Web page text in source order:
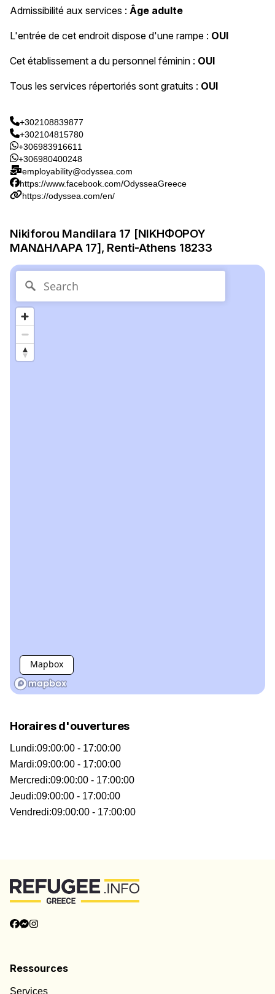
Admissibilité aux services : Âge adulte
L'entrée de cet endroit dispose d'une rampe : OUI
Cet établissement a du personnel féminin : OUI
Tous les services répertoriés sont gratuits : OUI
+302108839877
+302104815780
+306983916611
+306980400248
employability@odyssea.com
https://www.facebook.com/OdysseaGreece
https://odyssea.com/en/
Nikiforou Mandilara 17 [ΝΙΚΗΦΟΡΟΥ
ΜΑΝΔΗΛΑΡΑ 17], Renti-Athens 18233
Mapbox
Horaires d'ouvertures
Lundi:09:00:00 - 17:00:00
Mardi:09:00:00 - 17:00:00
Mercredi:09:00:00 - 17:00:00
Jeudi:09:00:00 - 17:00:00
Vendredi:09:00:00 - 17:00:00
Ressources
Services